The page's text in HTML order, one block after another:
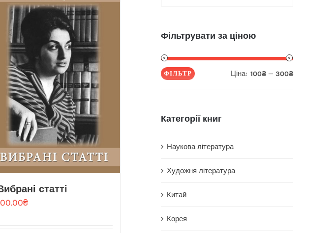
статті
₴
Фільтрувати за ціною
Мінімальна
Найбільша
ФІЛЬТР Ціна: 100₴ — 300₴
Категорії книг
Наукова література
Художня література
Китай
Корея